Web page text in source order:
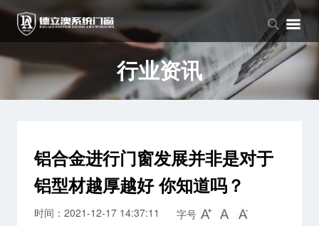
品牌中心
品牌介绍
企业文化
产品中心
窗系列
门系列
新闻中心
公司新闻
行业资讯
行业资讯
铝合金进行门窗发展并非是对于
铝型材越厚越好 你知道吗？
时间：2021-12-17 14:37:11 字号